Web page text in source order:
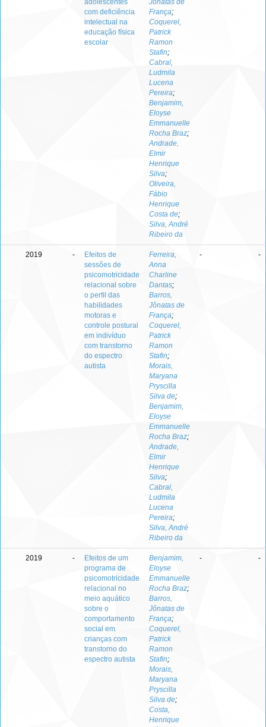
adolescentes
com deficiência
intelectual na
educação física
escolar
Jônatas de
França;
Coquerel,
Patrick
Ramon
Stafin;
Cabral,
Ludmila
Lucena
Pereira;
Benjamim,
Eloyse
Emmanuelle
Rocha Braz;
Andrade,
Elmir
Henrique
Silva;
Oliveira,
Fábio
Henrique
Costa de;
Silva, André
Ribeiro da
2019 -
Efeitos de
sessões de
psicomotricidade
relacional sobre
o perfil das
habilidades
motoras e
controle postural
em indivíduo
com transtorno
do espectro
autista
Ferreira,
Anna
Charline
Dantas;
Barros,
Jônatas de
França;
Coquerel,
Patrick
Ramon
Stafin;
Morais,
Maryana
Pryscilla
Silva de;
Benjamim,
Eloyse
Emmanuelle
Rocha Braz;
Andrade,
Elmir
Henrique
Silva;
Cabral,
Ludmila
Lucena
Pereira;
Silva, André
Ribeiro da
- -
2019 -
Efeitos de um
programa de
psicomotricidade
relacional no
meio aquático
sobre o
comportamento
social em
crianças com
transtorno do
espectro autista
Benjamim,
Eloyse
Emmanuelle
Rocha Braz;
Barros,
Jônatas de
França;
Coquerel,
Patrick
Ramon
Stafin;
Morais,
Maryana
Pryscilla
Silva de;
Costa,
Henrique
- -